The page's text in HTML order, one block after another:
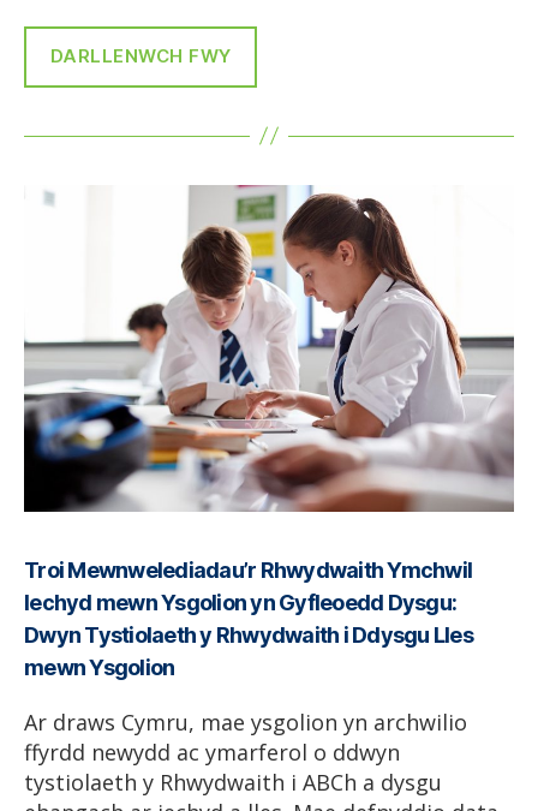
DARLLENWCH FWY
Troi Mewnwelediadau’r Rhwydwaith Ymchwil
Iechyd mewn Ysgolion yn Gyfleoedd Dysgu:
Dwyn Tystiolaeth y Rhwydwaith i Ddysgu Lles
mewn Ysgolion
Ar draws Cymru, mae ysgolion yn archwilio
ffyrdd newydd ac ymarferol o ddwyn
tystiolaeth y Rhwydwaith i ABCh a dysgu